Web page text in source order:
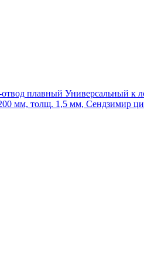
мм, толщ. 1,5 мм, Сендзимир